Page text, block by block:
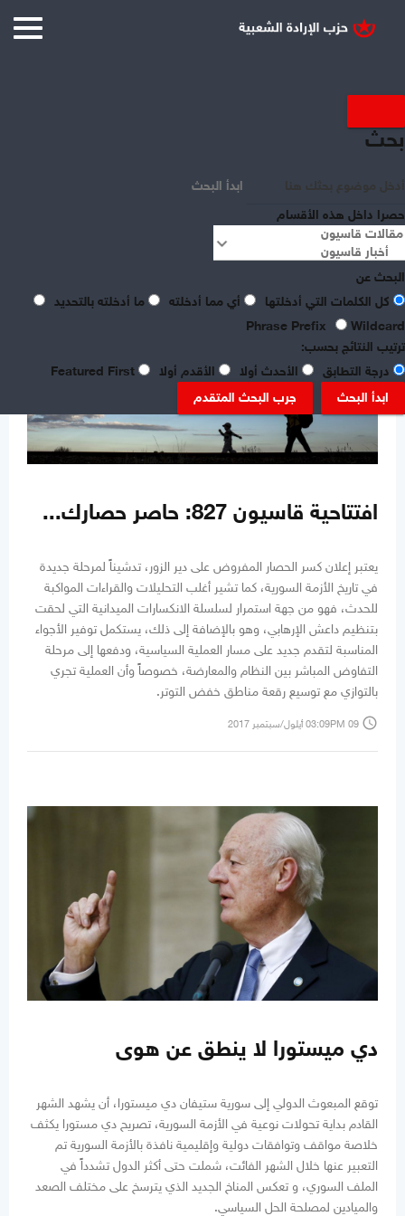
بحث
ابدأ البحث
حصرا داخل هذه الأقسام
البحث عن
كل الكلمات التي أدخلتها
أي مما أدخلته
ما أدخلته بالتحديد
Phrase Prefix
Wildcard
ترتيب النتائج بحسب:
درجة التطابق
الأحدث أولا الأقدم أولا
ابدأ البحث
جرب البحث المتقدم
عرض العناصر حسب علامة :
افتتاحية قاسيون 827: حاصر حصارك...
يعتبر إعلان كسر الحصار المفروض على دير الزور، تدشيناً لمرحلة جديدة
في تاريخ الأزمة السورية، كما تشير أغلب التحليلات والقراءات المواكبة
للحدث، فهو من جهة استمرار لسلسلة الانكسارات الميدانية التي لحقت
بتنظيم داعش الإرهابي، وهو بالإضافة إلى ذلك، يستكمل توفير الأجواء
المناسبة لتقدم جديد على مسار العملية السياسية، ودفعها إلى مرحلة
التفاوض المباشر بين النظام والمعارضة، خصوصاً وأن العملية تجري
بالتوازي مع توسيع رقعة مناطق خفض التوتر.
access_time 03:09PM 09 أيلول/سبتمبر 2017
دي ميستورا لا ينطق عن هوى
توقع المبعوث الدولي إلى سورية ستيفان دي ميستورا، أن يشهد الشهر
القادم بداية تحولات نوعية في الأزمة السورية، تصريح دي مستورا يكثف
خلاصة مواقف وتوافقات دولية وإقليمية نافذة بالأزمة السورية تم
التعبير عنها خلال الشهر الفائت، شملت حتى أكثر الدول تشدداً في
الملف السوري، و تعكس المناخ الجديد الذي يترسخ على مختلف الصعد
والميادين لمصلحة الحل السياسي.